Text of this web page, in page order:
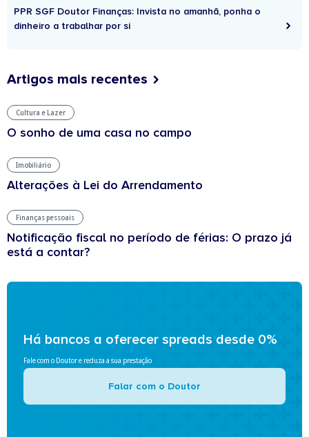
PPR SGF Doutor Finanças: Invista no amanhã, ponha o
dinheiro a trabalhar por si
Artigos mais recentes
Cultura e Lazer
O sonho de uma casa no campo
Imobiliário
Alterações à Lei do Arrendamento
Finanças pessoais
Notificação fiscal no período de férias: O prazo já
está a contar?
Há bancos a oferecer spreads desde 0%
Fale com o Doutor e reduza a sua prestação
Falar com o Doutor